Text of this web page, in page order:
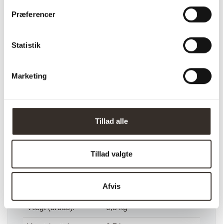
Præferencer
Statistik
Marketing
Tillad alle
Tillad valgte
Afvis
Udemøbler
Specifikationer:
Model: Luksus Overtræk – Sort
Materiale: 100% Polyester
35/55 cm
Bredde: 35/55 cm
225 cm
Vægt (brutto): 0,8 kg